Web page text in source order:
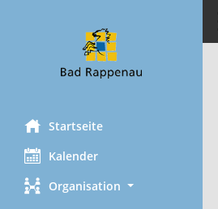
Startseite
Kalender
Organisation